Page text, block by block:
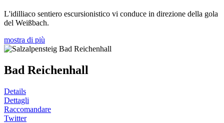
L'idilliaco sentiero escursionistico vi conduce in direzione della gola
del Weißbach.
mostra di più
Bad Reichenhall
Details
Dettagli
Raccomandare
Twitter